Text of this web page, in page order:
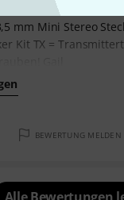
"klick" in die
mm Mini Stereo
Kit TX =
BEWERTUNG MELDEN
Alle Bewertungen